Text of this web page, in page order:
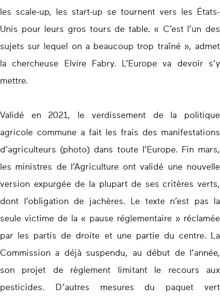
les scale-up, les start-up se tournent vers les États-
Unis pour leurs gros tours de table. « C’est l’un des
sujets sur lequel on a beaucoup trop traîné », admet
la chercheuse Elvire Fabry. L’Europe va devoir s’y
mettre.
Validé en 2021, le verdissement de la politique
agricole commune a fait les frais des manifestations
d’agriculteurs (photo) dans toute l’Europe. Fin mars,
les ministres de l’Agriculture ont validé une nouvelle
version expurgée de la plupart de ses critères verts,
dont l’obligation de jachères. Le texte n’est pas la
seule victime de la « pause réglementaire » réclamée
par les partis de droite et une partie du centre. La
Commission a déjà suspendu, au début de l’année,
son projet de règlement limitant le recours aux
pesticides. D’autres mesures du paquet vert